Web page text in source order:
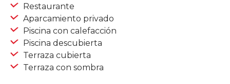
Restaurante
Aparcamiento privado
Piscina con calefacción
Piscina descubierta
Terraza cubierta
Terraza con sombra